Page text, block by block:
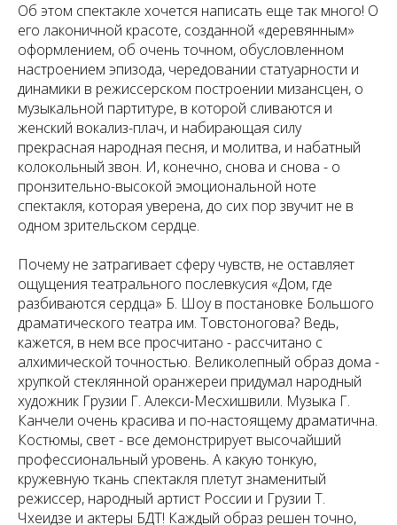
Об этом спектакле хочется написать еще так много! О
его лаконичной красоте, созданной «деревянным»
оформлением, об очень точном, обусловленном
настроением эпизода, чередовании статуарности и
динамики в режиссерском построении мизансцен, о
музыкальной партитуре, в которой сливаются и
женский вокализ-плач, и набирающая силу
прекрасная народная песня, и молитва, и набатный
колокольный звон. И, конечно, снова и снова - о
пронзительно-высокой эмоциональной ноте
спектакля, которая уверена, до сих пор звучит не в
одном зрительском сердце.
Почему не затрагивает сферу чувств, не оставляет
ощущения театрального послевкусия «Дом, где
разбиваются сердца» Б. Шоу в постановке Большого
драматического театра им. Товстоногова? Ведь,
кажется, в нем все просчитано - рассчитано с
алхимической точностью. Великолепный образ дома -
хрупкой стеклянной оранжереи придумал народный
художник Грузии Г. Алекси-Месхишвили. Музыка Г.
Канчели очень красива и по-настоящему драматична.
Костюмы, свет - все демонстрирует высочайший
профессиональный уровень. А какую тонкую,
кружевную ткань спектакля плетут знаменитый
режиссер, народный артист России и Грузии Т.
Чхеидзе и актеры БДТ! Каждый образ решен точно,